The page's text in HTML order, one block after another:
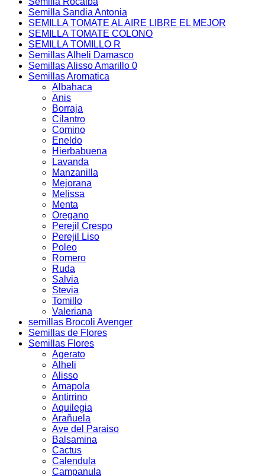
Semilla Sandia Antonia
SEMILLA TOMATE AL AIRE LIBRE EL MEJOR
SEMILLA TOMATE COLONO
SEMILLA TOMILLO R
Semillas Alheli Damasco
Semillas Alisso Amarillo 0
Semillas Aromatica
Albahaca
Anis
Borraja
Cilantro
Comino
Eneldo
Hierbabuena
Lavanda
Manzanilla
Mejorana
Melissa
Menta
Oregano
Perejil Crespo
Perejil Liso
Poleo
Romero
Ruda
Salvia
Stevia
Tomillo
Valeriana
semillas Brocoli Avenger
Semillas de Flores
Semillas Flores
Agerato
Alheli
Alisso
Amapola
Antirrino
Aquilegia
Arañuela
Ave del Paraiso
Balsamina
Cactus
Calendula
Campanula